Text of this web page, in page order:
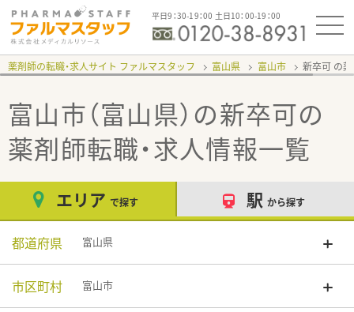
平日9：30-19：00 土日10：00-19：00
薬剤師の転職・求人サイト ファルマスタッフ 富山県 富山市 新卒可
富山市（富山県）の新卒可の
薬剤師転職・求人情報一覧
エリア で探す 駅 から探す
都道府県 富山県
市区町村 富山市